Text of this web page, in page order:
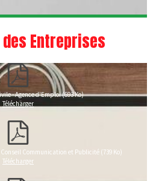
Entreprises
- Agence d'Emploi (693 Ko)
Télécharger
Communication et Publicité (739 Ko)
Télécharger